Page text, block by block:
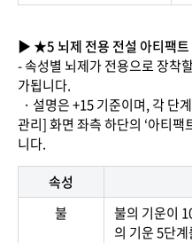
▶ ★5 뇌제 전용 전설 아티팩트
- 속성별 뇌제가 전용으로 장착
가됩니다.
· 설명은 +15 기준이며, 각 단
관리] 화면 좌측 하단의 ‘아티팩
니다.
속성
불
불의 기운이
의 기운 5단